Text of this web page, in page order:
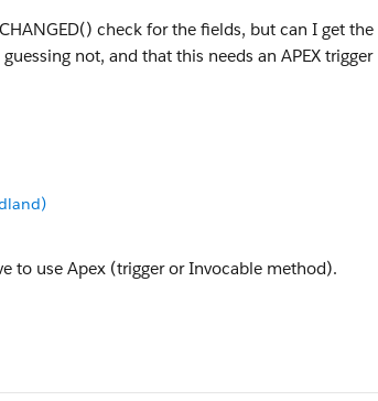
check for the fields, but can I get the
not, and that this needs an APEX trigger
to use Apex (trigger or Invocable method).